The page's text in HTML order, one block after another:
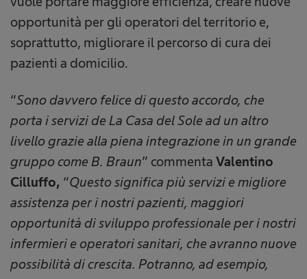
opportunità per gli operatori del territorio e,
soprattutto, migliorare il percorso di cura dei
pazienti a domicilio.
“Sono davvero felice di questo accordo, che
porta i servizi de La Casa del Sole ad un altro
livello grazie alla piena integrazione in un grande
gruppo come B. Braun” commenta Valentino
Cilluffo, “Questo significa più servizi e migliore
assistenza per i nostri pazienti, maggiori
opportunità di sviluppo professionale per i nostri
infermieri e operatori sanitari, che avranno nuove
possibilità di crescita. Potranno, ad esempio,